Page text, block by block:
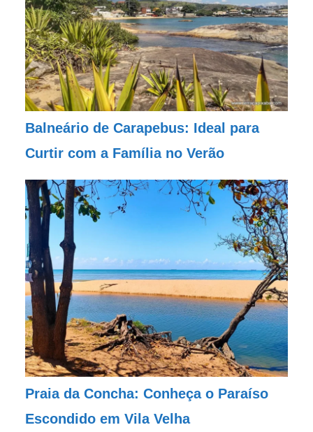
Balneário de Carapebus: Ideal para
Curtir com a Família no Verão
Praia da Concha: Conheça o Paraíso
Escondido em Vila Velha